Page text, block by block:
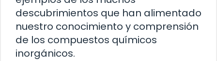
descubrimientos que han alimentado
nuestro conocimiento y comprensión
de los compuestos químicos
inorgánicos.